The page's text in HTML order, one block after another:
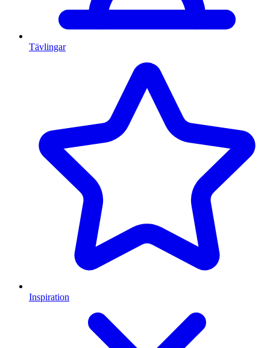
Tävlingar
Inspiration